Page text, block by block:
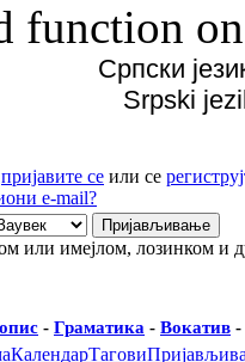
function
Српски
Srpski
пријавите се или се
e-mail?
или имејлом, лозинком и
- Граматика - Вокатив -
КалендарТагови